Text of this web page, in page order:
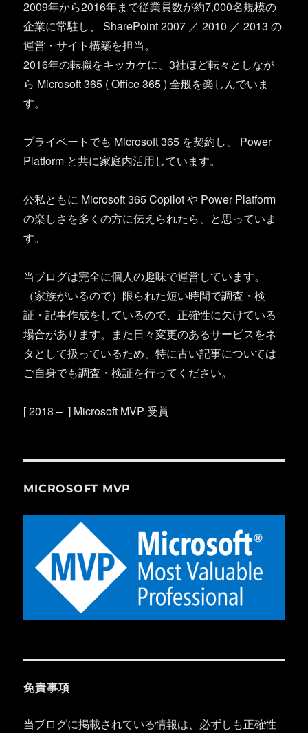
2009年から2016年まで従業員数が約7,000名規模の
企業に常駐し、 SharePoint 2007 ／ 2010 ／ 2013 の
運営・サイト構築を担当。
2016年の転職をキッカケに、3社ほど転々としなが
ら Microsoft 365 ( Office 365 ) 全般を楽しんでいま
す。
プライベートでも Microsoft 365 を契約し、 Power
Platform と共に家庭内活用しています。
公私ともに Microsoft 365 Copilot や Power Platform
の楽しさを多くの方に伝えられたら、と思っていま
す。
当ブログは完全に個人の趣味で運営しています。
（家族がいるので）限られた短い時間で調査・検
証・記事作成をしているので、正確性に欠けている
場合があります。また日々変更のあるサービスをネ
タとして扱っているため、特に古い記事については
ご自身でも調査・検証を行ってください。
[ 2018 – ] Microsoft MVP 受賞
MICROSOFT MVP
免責事項
当ブログに掲載されている情報は、必ずしも正確性